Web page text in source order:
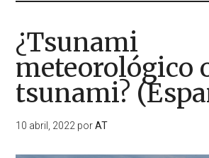
¿Tsunami
meteorológico
tsunami?
10 abril, 2022 porAT